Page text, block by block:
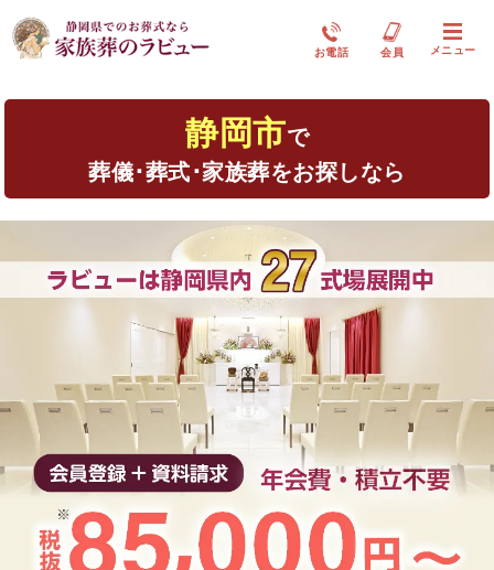
お電話 会員 メニュー
静岡市で
葬儀･葬式･家族葬をお探しなら